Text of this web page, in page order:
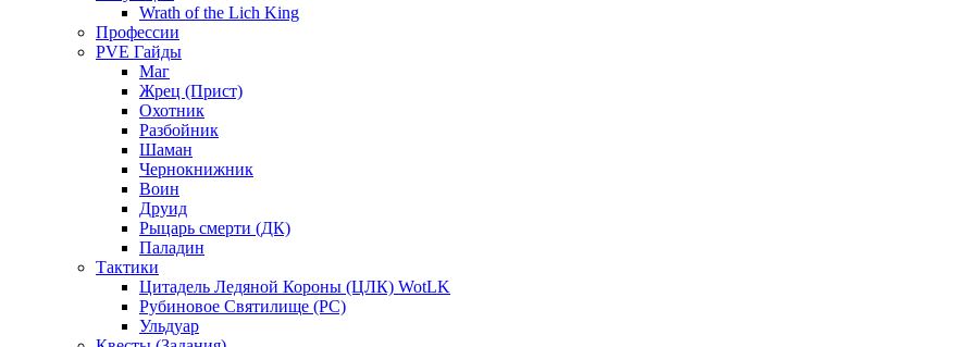
Wrath of the Lich King
Профессии
PVE Гайды
Маг
Жрец (Прист)
Охотник
Разбойник
Шаман
Чернокнижник
Воин
Друид
Рыцарь смерти (ДК)
Паладин
Тактики
Цитадель Ледяной Короны (ЦЛК) WotLK
Рубиновое Святилище (РС)
Ульдуар